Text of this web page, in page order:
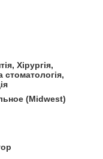
Хірургія,
стоматологія,
(Midwest)